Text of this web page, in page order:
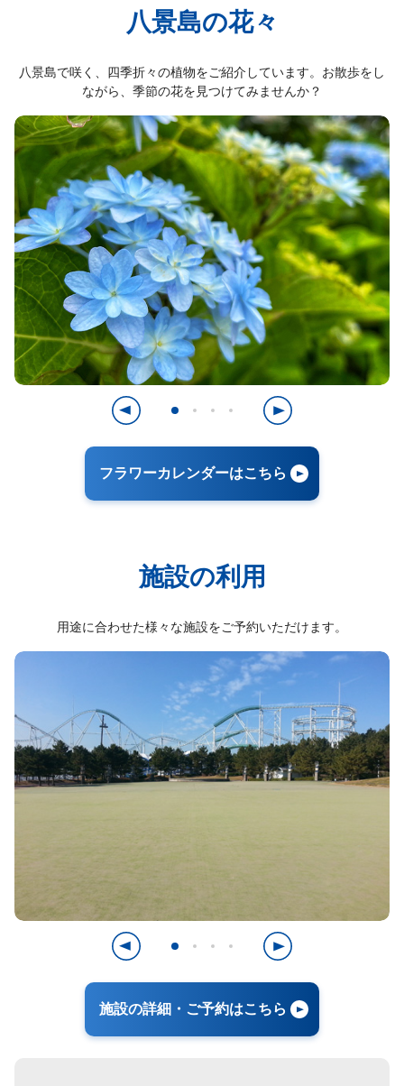
八景島の花々
八景島で咲く、四季折々の植物をご紹介しています。お散歩をし
ながら、季節の花を見つけてみませんか？
フラワーカレンダーはこちら
施設の利用
用途に合わせた様々な施設をご予約いただけます。
施設の詳細・ご予約はこちら